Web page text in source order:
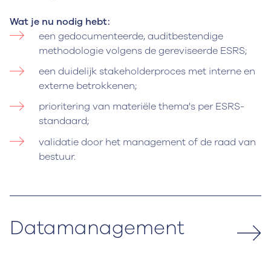
Wat je nu nodig hebt:
een gedocumenteerde, auditbestendige
methodologie volgens de gereviseerde ESRS;
een duidelijk stakeholderproces met interne en
externe betrokkenen;
prioritering van materiële thema's per ESRS-
standaard;
validatie door het management of de raad van
bestuur.
Datamanagement